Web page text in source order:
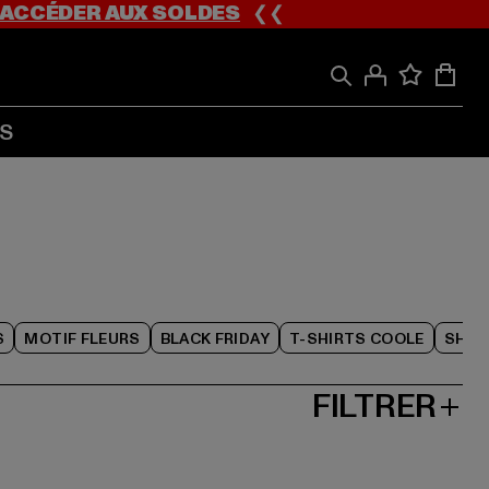
ACCÉDER AUX SOLDES❮❮
MOTIF FLEURS BLACK FRIDAY T-SHIRTS COOLE
FILTRER